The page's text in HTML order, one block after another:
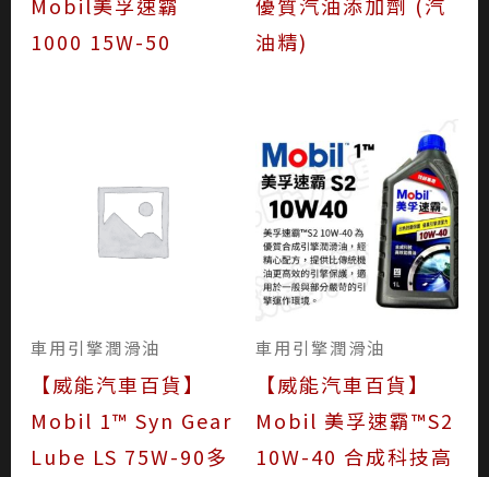
1000 15W-50
油精)
車用引擎潤滑油
【威能汽車百貨】
Mobil 1™ Syn Gear
Lube LS 75W-90多
車用引擎潤滑油
【威能汽車百貨】
Mobil 美孚速霸™S2
10W-40 合成科技高